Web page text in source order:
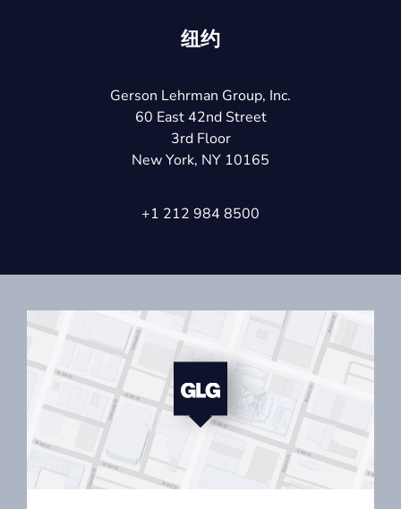
纽约
Gerson Lehrman Group, Inc.
60 East 42nd Street
3rd Floor
New York, NY 10165
+1 212 984 8500